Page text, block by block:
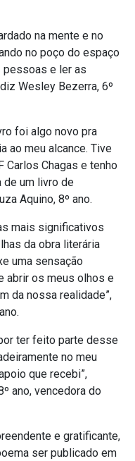
na mente e no
no poço do espaço
pessoas e ler as
Wesley Bezerra, 6º
foi algo novo pra
ao meu alcance. Tive
Carlos Chagas e tenho
de um livro de
Aquino, 8º ano.
mais significativos
da obra literária
uma sensação
abrir os meus olhos e
da nossa realidade”,
ter feito parte desse
no meu
que recebi”,
ano, vencedora do
e gratificante,
ser publicado em